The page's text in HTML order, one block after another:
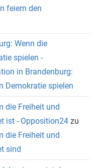
feiern den
Wenn die
spielen -
in Brandenburg:
Demokratie spielen
die Freiheit und
ist - Opposition24 zu
die Freiheit und
sind